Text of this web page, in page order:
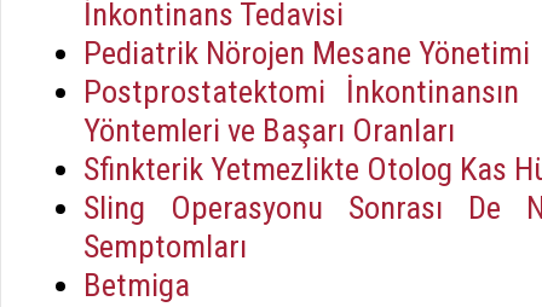
İnkontinans Tedavisi
Pediatrik Nörojen Mesane Yönetimi
Postprostatektomi
Yöntemleri ve Başarı Oranları
Sfinkterik Yetmezlikte Otolog Kas
Sling Operasyonu Sonrası De
Semptomları
Betmiga